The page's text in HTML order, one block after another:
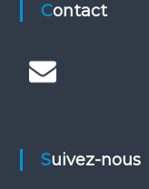
Contact
Suivez-nous